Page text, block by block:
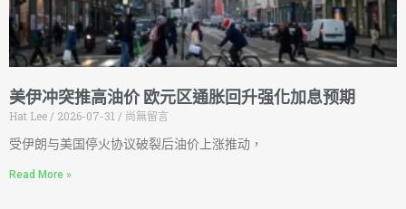
美伊冲突推高油价 欧元区通胀回升强化加息预期
Hat Lee 2026-07-31
尚無留言
受伊朗与美国停火协议破裂后油价上涨推动，
Read More »